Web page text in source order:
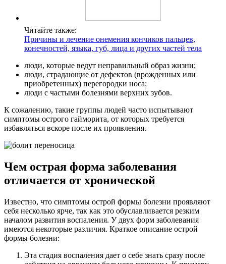
Читайте также:
Причины и лечение онемения кончиков пальцев,
конечностей, языка, губ, лица и других частей тела
люди, которые ведут неправильный образ жизни;
люди, страдающие от дефектов (врожденных или
приобретенных) перегородки носа;
люди с частыми болезнями верхних зубов.
К сожалению, такие группы людей часто испытывают
симптомы острого гайморита, от которых требуется
избавляться вскоре после их проявления.
Чем острая форма заболевания
отличается от хронической
Известно, что симптомы острой формы болезни проявляют
себя несколько ярче, так как это обуславливается резким
началом развития воспаления. У двух форм заболевания
имеются некоторые различия. Краткое описание острой
формы болезни:
Эта стадия воспаления дает о себе знать сразу после